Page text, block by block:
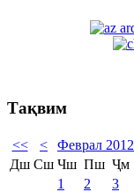
Тақвим
<< < Феврал 2012
Дш Сш Чш Пш Ҷм
1
2 3